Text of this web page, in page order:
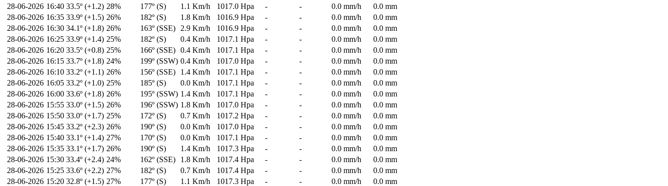
28-06-2026 16:40 33.5º (+1.2) 28% 177º (S) 1.1 Km/h 1017.0 Hpa - - 0.0 mm/h
0.0 mm
28-06-2026 16:35 33.9º (+1.5) 26% 182º (S) 1.8 Km/h 1016.9 Hpa - - 0.0 mm/h
0.0 mm
28-06-2026 16:30 34.1º (+1.8) 26% 163º (SSE) 2.9 Km/h 1016.9 Hpa - - 0.0 mm/h
0.0 mm
28-06-2026 16:25 33.9º (+1.4) 25% 182º (S) 0.4 Km/h 1017.1 Hpa - - 0.0 mm/h
0.0 mm
28-06-2026 16:20 33.5º (+0.8) 25% 166º (SSE) 0.4 Km/h 1017.1 Hpa - - 0.0 mm/h
0.0 mm
28-06-2026 16:15 33.7º (+1.8) 24% 199º (SSW) 0.4 Km/h 1017.0 Hpa - - 0.0 mm/h
0.0 mm
28-06-2026 16:10 33.2º (+1.1) 26% 156º (SSE) 1.4 Km/h 1017.1 Hpa - - 0.0 mm/h
0.0 mm
28-06-2026 16:05 33.2º (+1.0) 25% 185º (S) 0.0 Km/h 1017.1 Hpa - - 0.0 mm/h
0.0 mm
28-06-2026 16:00 33.6º (+1.8) 26% 195º (SSW) 1.4 Km/h 1017.1 Hpa - - 0.0 mm/h
0.0 mm
28-06-2026 15:55 33.0º (+1.5) 26% 196º (SSW) 1.8 Km/h 1017.0 Hpa - - 0.0 mm/h
0.0 mm
28-06-2026 15:50 33.0º (+1.7) 25% 172º (S) 0.7 Km/h 1017.2 Hpa - - 0.0 mm/h
0.0 mm
28-06-2026 15:45 33.2º (+2.3) 26% 190º (S) 0.0 Km/h 1017.0 Hpa - - 0.0 mm/h
0.0 mm
28-06-2026 15:40 33.1º (+1.4) 27% 170º (S) 0.0 Km/h 1017.1 Hpa - - 0.0 mm/h
0.0 mm
28-06-2026 15:35 33.1º (+1.7) 26% 190º (S) 1.4 Km/h 1017.3 Hpa - - 0.0 mm/h
0.0 mm
28-06-2026 15:30 33.4º (+2.4) 24% 162º (SSE) 1.8 Km/h 1017.4 Hpa - - 0.0 mm/h
0.0 mm
28-06-2026 15:25 33.6º (+2.2) 27% 182º (S) 0.7 Km/h 1017.4 Hpa - - 0.0 mm/h
0.0 mm
28-06-2026 15:20 32.8º (+1.5) 27% 177º (S) 1.1 Km/h 1017.3 Hpa - - 0.0 mm/h
0.0 mm